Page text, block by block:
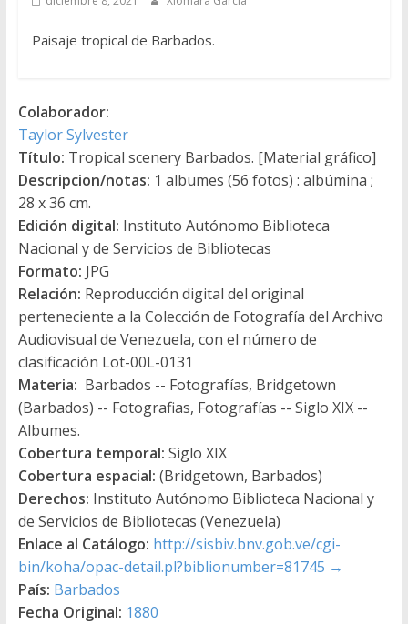
Paisaje tropical de Barbados.
Colaborador:
Taylor Sylvester
Título: Tropical scenery Barbados. [Material gráfico]
Descripcion/notas: 1 albumes (56 fotos) : albúmina ;
28 x 36 cm.
Edición digital: Instituto Autónomo Biblioteca
Nacional y de Servicios de Bibliotecas
Formato: JPG
Relación: Reproducción digital del original
perteneciente a la Colección de Fotografía del Archivo
Audiovisual de Venezuela, con el número de
clasificación Lot-00L-0131
Materia: Barbados -- Fotografías, Bridgetown
(Barbados) -- Fotografias, Fotografías -- Siglo XIX --
Albumes.
Cobertura temporal: Siglo XIX
Cobertura espacial: (Bridgetown, Barbados)
Derechos: Instituto Autónomo Biblioteca Nacional y
de Servicios de Bibliotecas (Venezuela)
Enlace al Catálogo: http://sisbiv.bnv.gob.ve/cgi-
bin/koha/opac-detail.pl?biblionumber=81745 →
País: Barbados
Fecha Original: 1880